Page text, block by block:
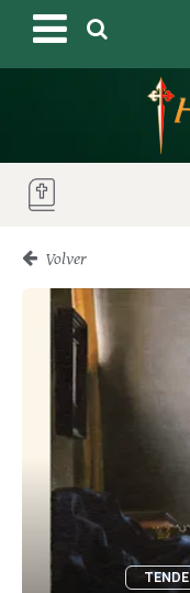
Volver